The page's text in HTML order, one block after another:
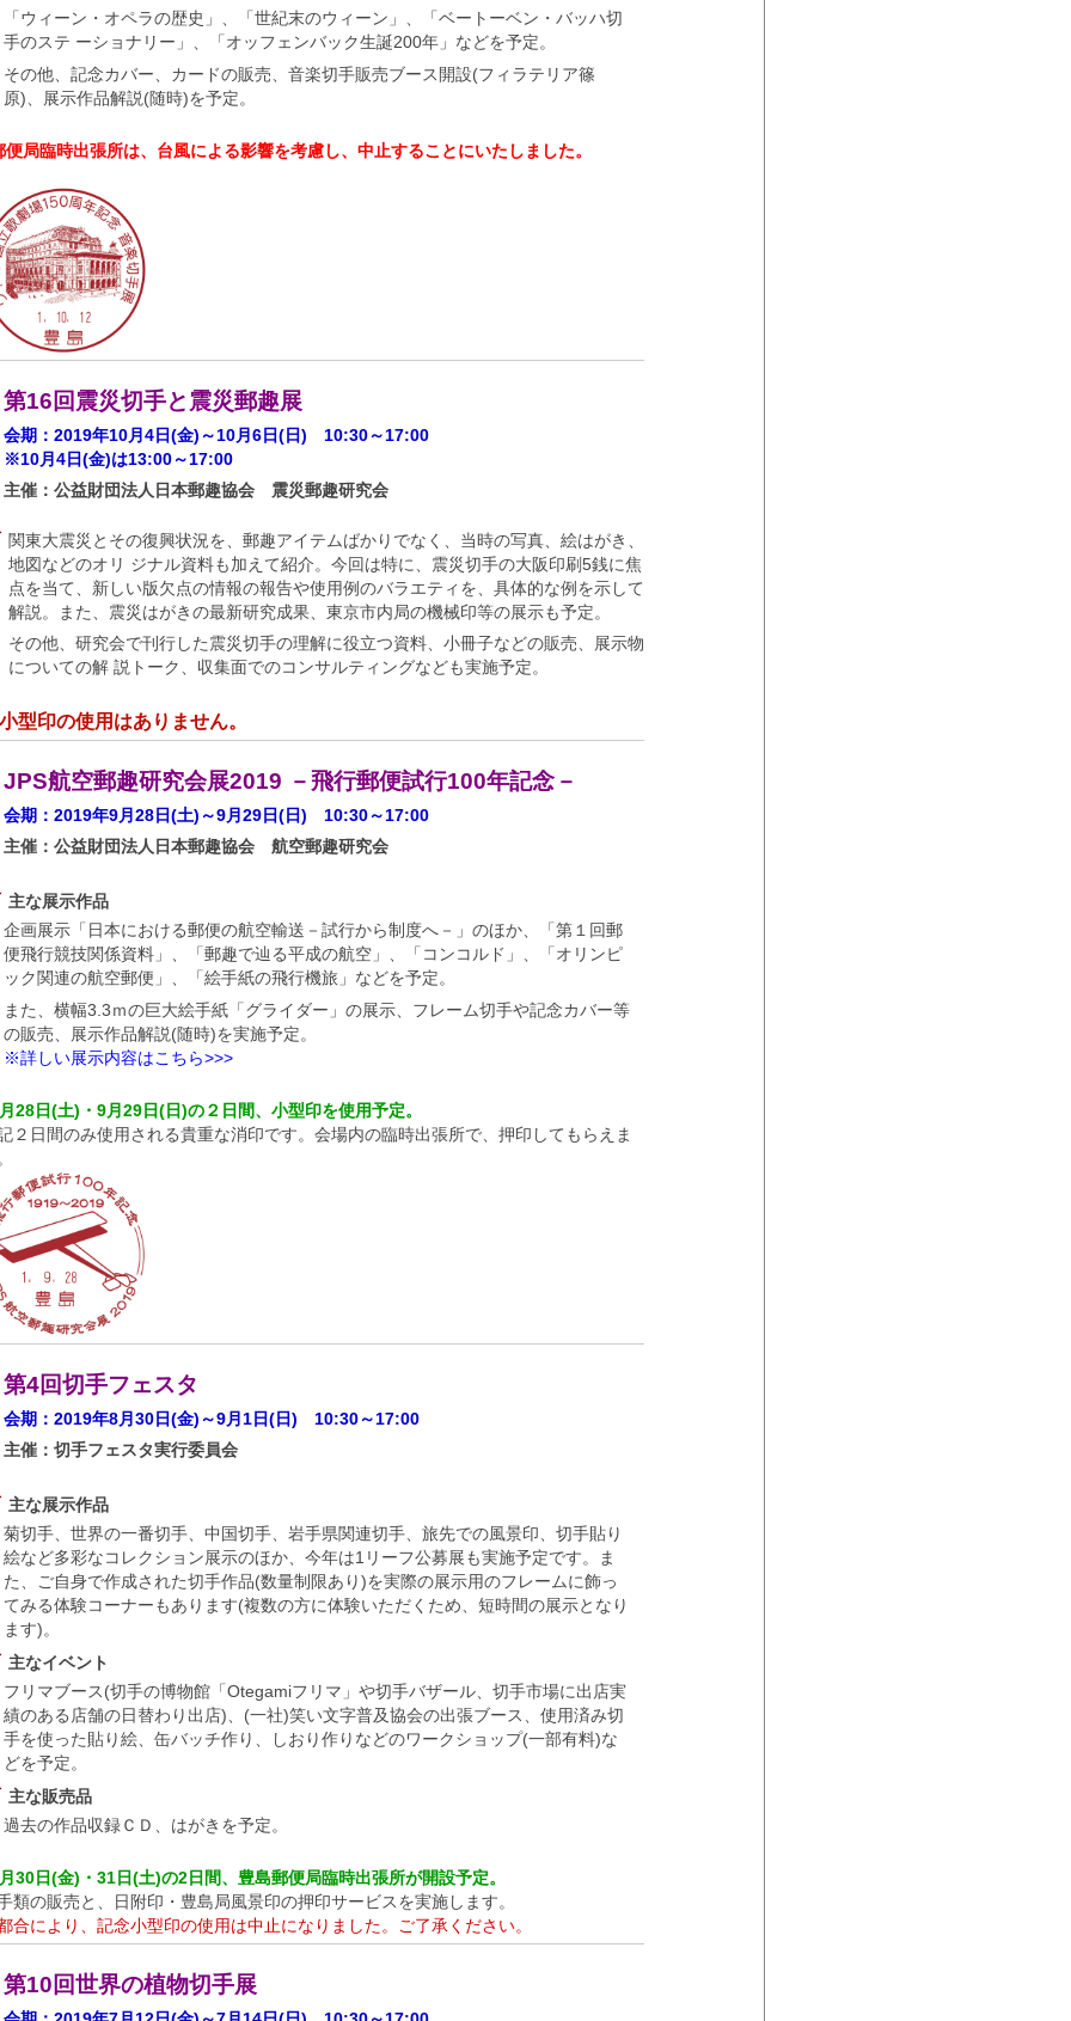
「ウィーン・オペラの歴史」、「世紀末のウィーン」、「ベートーベン・バッハ切
手のステ ーショナリー」、「オッフェンバック生誕200年」などを予定。
その他、記念カバー、カードの販売、音楽切手販売ブース開設(フィラテリア篠
原)、展示作品解説(随時)を予定。
便局臨時出張所は、台風による影響を考慮し、中止することにいたしました。
第16回震災切手と震災郵趣展
会期：2019年10月4日(金)～10月6日(日) 10:30～17:00
※10月4日(金)は13:00～17:00
主催：公益財団法人日本郵趣協会 震災郵趣研究会
関東大震災とその復興状況を、郵趣アイテムばかりでなく、当時の写真、絵はがき、
地図などのオリ ジナル資料も加えて紹介。今回は特に、震災切手の大阪印刷5銭に焦
点を当て、新しい版欠点の情報の報告や使用例のバラエティを、具体的な例を示して
解説。また、震災はがきの最新研究成果、東京市内局の機械印等の展示も予定。
その他、研究会で刊行した震災切手の理解に役立つ資料、小冊子などの販売、展示物
についての解 説トーク、収集面でのコンサルティングなども実施予定。
型印の使用はありません。
JPS航空郵趣研究会展2019 －飛行郵便試行100年記念－
会期：2019年9月28日(土)～9月29日(日) 10:30～17:00
主催：公益財団法人日本郵趣協会 航空郵趣研究会
主な展示作品
企画展示「日本における郵便の航空輸送－試行から制度へ－」のほか、「第１回郵
便飛行競技関係資料」、「郵趣で辿る平成の航空」、「コンコルド」、「オリンピ
ック関連の航空郵便」、「絵手紙の飛行機旅」などを予定。
また、横幅3.3ｍの巨大絵手紙「グライダー」の展示、フレーム切手や記念カバー等
の販売、展示作品解説(随時)を実施予定。
※詳しい展示内容はこちら>>>
28日(土)・9月29日(日)の２日間、小型印を使用予定。
２日間のみ使用される貴重な消印です。会場内の臨時出張所で、押印してもらえま
第4回切手フェスタ
会期：2019年8月30日(金)～9月1日(日) 10:30～17:00
主催：切手フェスタ実行委員会
主な展示作品
菊切手、世界の一番切手、中国切手、岩手県関連切手、旅先での風景印、切手貼り
絵など多彩なコレクション展示のほか、今年は1リーフ公募展も実施予定です。ま
た、ご自身で作成された切手作品(数量制限あり)を実際の展示用のフレームに飾っ
てみる体験コーナーもあります(複数の方に体験いただくため、短時間の展示となり
ます)。
主なイベント
フリマブース(切手の博物館「Otegamiフリマ」や切手バザール、切手市場に出店実
績のある店舗の日替わり出店)、(一社)笑い文字普及協会の出張ブース、使用済み切
手を使った貼り絵、缶バッチ作り、しおり作りなどのワークショップ(一部有料)な
どを予定。
主な販売品
過去の作品収録ＣＤ、はがきを予定。
30日(金)・31日(土)の2日間、豊島郵便局臨時出張所が開設予定。
類の販売と、日附印・豊島局風景印の押印サービスを実施します。
合により、記念小型印の使用は中止になりました。ご了承ください。
第10回世界の植物切手展